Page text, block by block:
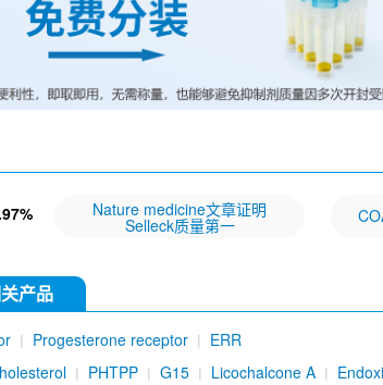
Nature medicine文章证明
Selleck质量第一
产品
Progesterone receptor
ERR
PHTPP G15 Licochalcone A